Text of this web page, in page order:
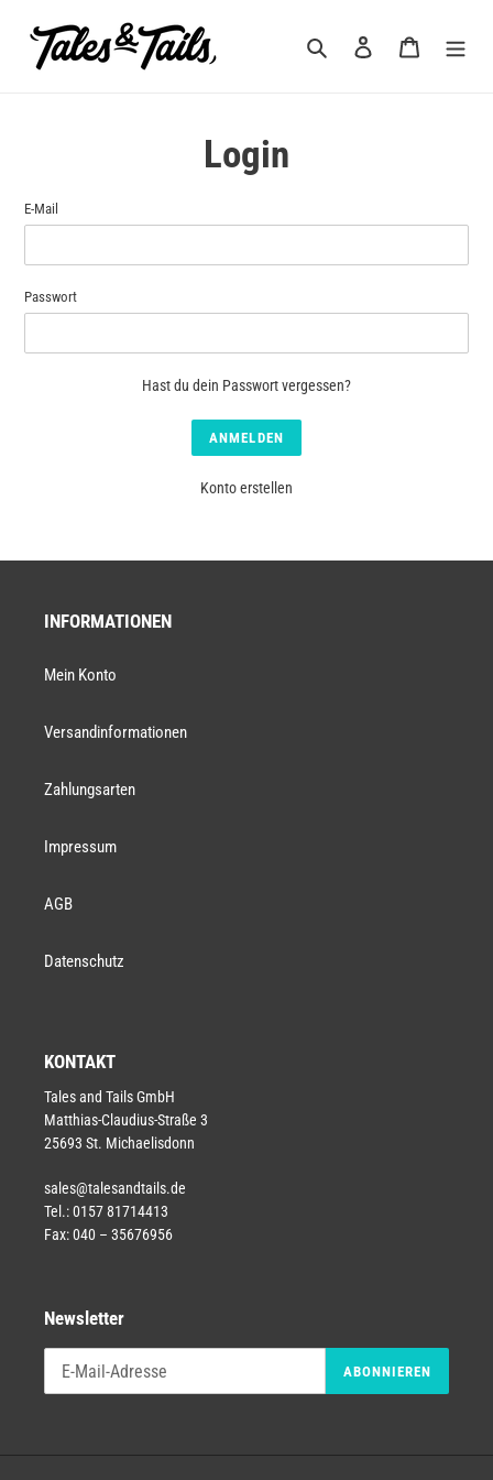
Suchen Einloggen Warenkorb
Login
E-Mail
Passwort
Hast du dein Passwort vergessen?
Konto erstellen
INFORMATIONEN
Mein Konto
Versandinformationen
Zahlungsarten
Impressum
AGB
Datenschutz
KONTAKT
Tales and Tails GmbH
Matthias-Claudius-Straße 3
25693 St. Michaelisdonn
sales@talesandtails.de
Tel.: 0157 81714413
Fax: 040 – 35676956
Newsletter
ABONNIEREN